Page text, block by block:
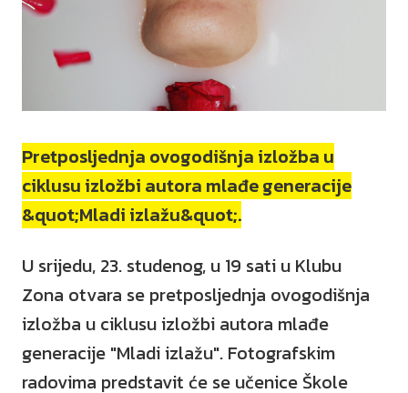
Pretposljednja ovogodišnja izložba u
ciklusu izložbi autora mlađe generacije
&quot;Mladi izlažu&quot;.
U srijedu, 23. studenog, u 19 sati u Klubu
Zona otvara se pretposljednja ovogodišnja
izložba u ciklusu izložbi autora mlađe
generacije "Mladi izlažu". Fotografskim
radovima predstavit će se učenice Škole